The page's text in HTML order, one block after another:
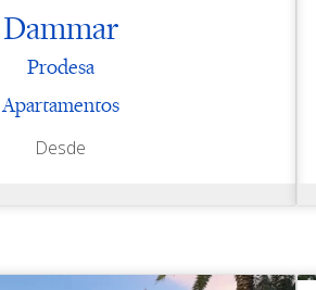
Dammar
Prodesa
Apartamentos
Desde